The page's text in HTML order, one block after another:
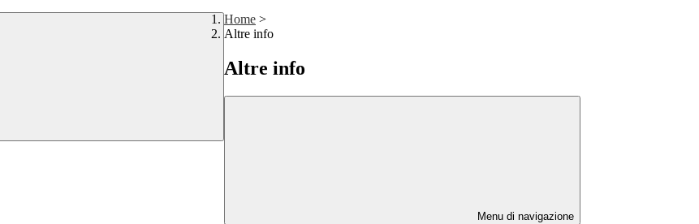
Home >
Altre info
Altre info
Menu di navigazione